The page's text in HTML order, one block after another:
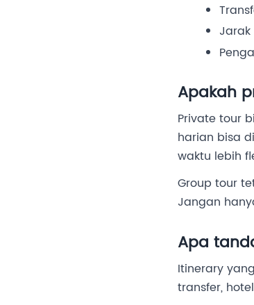
Apakah
Private tour
harian bisa
waktu lebih
Group tour
Jangan
Apa
Itinerary
transfer,